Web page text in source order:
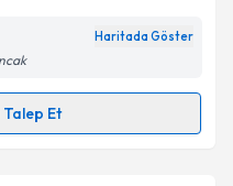
ilişkin
verilerimin belirtilen
Haritada Göster
Et